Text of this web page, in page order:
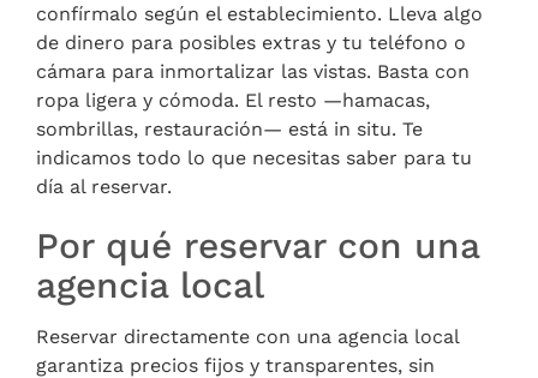
confírmalo según el establecimiento. Lleva algo
de dinero para posibles extras y tu teléfono o
cámara para inmortalizar las vistas. Basta con
ropa ligera y cómoda. El resto —hamacas,
sombrillas, restauración— está in situ. Te
indicamos todo lo que necesitas saber para tu
día al reservar.
Por qué reservar con una
agencia local
Reservar directamente con una agencia local
garantiza precios fijos y transparentes, sin